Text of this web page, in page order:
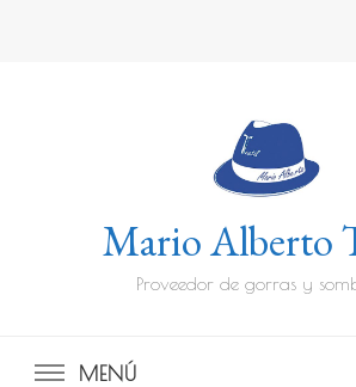
Mario Alberto
Proveedor de gorras y
MENÚ